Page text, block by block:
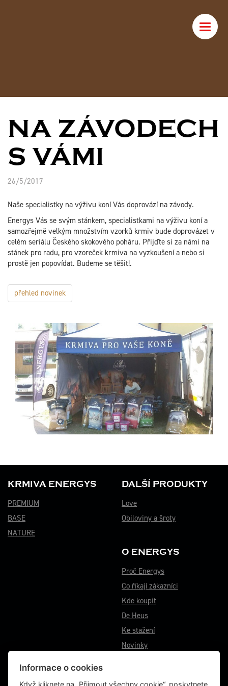
Toggle
NA ZÁVODECH
S VÁMI
26/5/2017
Naše specialistky na výživu koní Vás doprovází na závody.
Energys Vás se svým stánkem, specialistkami na výživu koní a
samozřejmě velkým množstvím vzorků krmiv bude doprovázet v
celém seriálu Českého skokového poháru. Přijďte si za námi na
stánek pro radu, pro vzoreček krmiva na vyzkoušení a nebo si
prostě jen popovídat. Budeme se těšit!.
přehled novinek
KRMIVA ENERGYS
PREMIUM
BASE
NATURE
DALŠÍ PRODUKTY
Love
Obiloviny a šroty
O ENERGYS
Proč Energys
Co říkají zákazníci
Kde koupit
De Heus
Ke stažení
Novinky
VÝROBNÍ ZÁVOD BĚSTOVICE
Informace o cookies
Když kliknete na „Přijmout všechny cookie“, poskytnete